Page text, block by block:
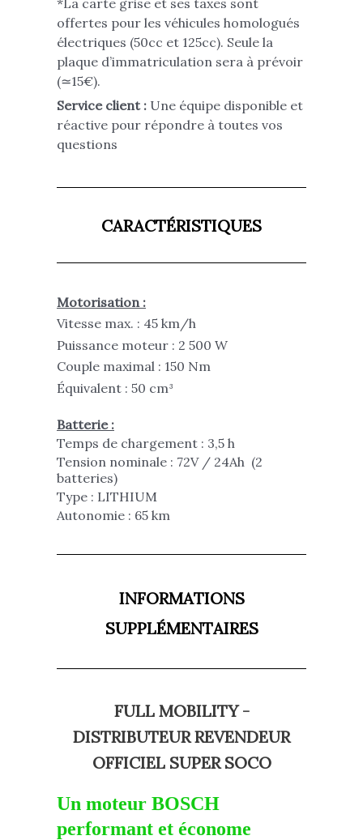
offertes pour les véhicules homologués
électriques (50cc et 125cc). Seule la
plaque d’immatriculation sera à prévoir
(≃15€).
Service client : Une équipe disponible et
réactive pour répondre à toutes vos
questions
CARACTÉRISTIQUES
Motorisation :
Vitesse max. : 45 km/h
Puissance moteur : 2 500 W
Couple maximal : 150 Nm
Équivalent : 50 cm³
Batterie :
Temps de chargement : 3,5 h
Tension nominale : 72V / 24Ah (2
batteries)
Type : LITHIUM
Autonomie : 65 km
INFORMATIONS
SUPPLÉMENTAIRES
FULL MOBILITY -
DISTRIBUTEUR REVENDEUR
OFFICIEL SUPER SOCO
Un moteur BOSCH
performant et économe